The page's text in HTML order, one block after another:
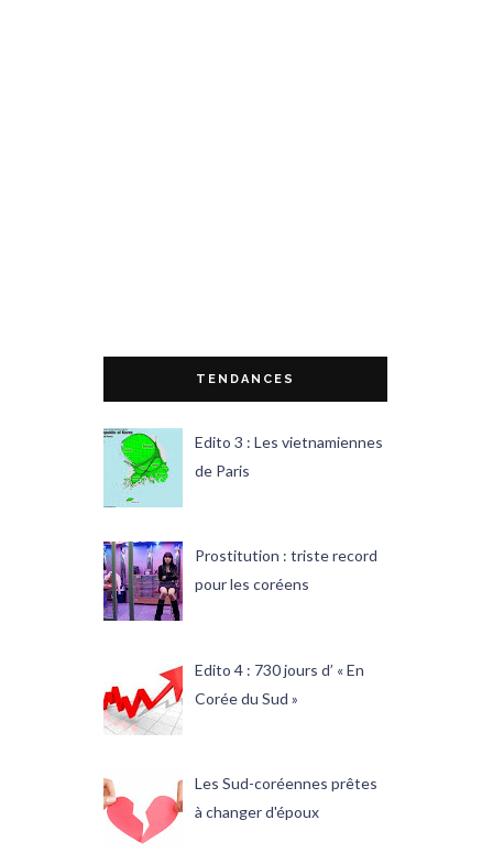
TENDANCES
Edito 3 : Les vietnamiennes
de Paris
Prostitution : triste record
pour les coréens
Edito 4 : 730 jours d’ « En
Corée du Sud »
Les Sud-coréennes prêtes
à changer d'époux